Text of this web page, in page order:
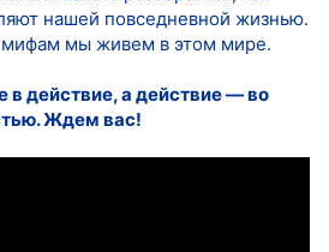
нашей повседневной жизнью.
мифам мы живем в этом мире.
в действие, а действие — во
Ждем вас!